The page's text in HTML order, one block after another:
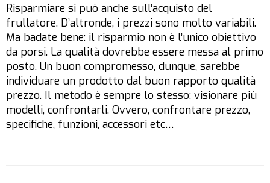
Risparmiare si può anche sull’acquisto del
frullatore. D’altronde, i prezzi sono molto variabili.
Ma badate bene: il risparmio non è l’unico obiettivo
da porsi. La qualità dovrebbe essere messa al primo
posto. Un buon compromesso, dunque, sarebbe
individuare un prodotto dal buon rapporto qualità
prezzo. Il metodo è sempre lo stesso: visionare più
modelli, confrontarli. Ovvero, confrontare prezzo,
specifiche, funzioni, accessori etc…